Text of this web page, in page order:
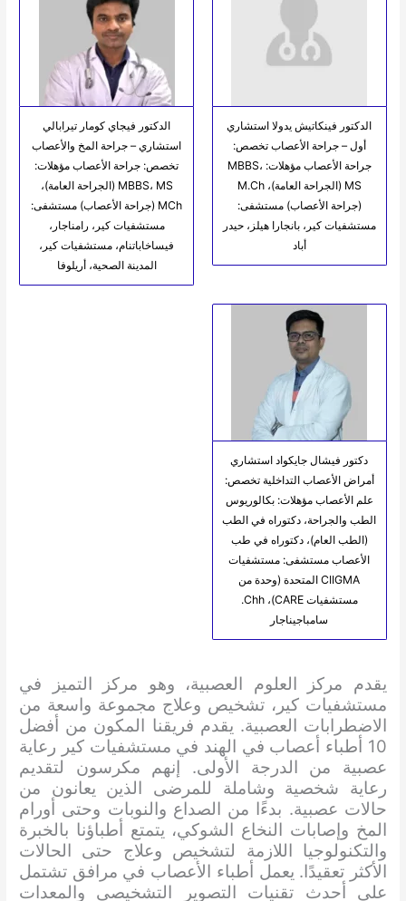
الدكتور فينكاتيش يدولا استشاري
أول – جراحة الأعصاب تخصص:
جراحة الأعصاب مؤهلات: MBBS،
MS (الجراحة العامة)، M.Ch
(جراحة الأعصاب) مستشفى:
مستشفيات كير، بانجارا هيلز، حيدر
أباد
الدكتور فيجاي كومار تيرابالي
استشاري – جراحة المخ والأعصاب
تخصص: جراحة الأعصاب مؤهلات:
MBBS، MS (الجراحة العامة)،
MCh (جراحة الأعصاب) مستشفى:
مستشفيات كير، رامناجار،
فيساخاباتنام، مستشفيات كير،
المدينة الصحية، أريلوفا
دكتور فيشال جايكواد استشاري
أمراض الأعصاب التداخلية تخصص:
علم الأعصاب مؤهلات: بكالوريوس
الطب والجراحة، دكتوراه في الطب
(الطب العام)، دكتوراه في طب
الأعصاب مستشفى: مستشفيات
CIIGMA المتحدة (وحدة من
مستشفيات CARE)، Chh.
سامباجيناجار
يقدم مركز العلوم العصبية، وهو مركز التميز في
مستشفيات كير، تشخيص وعلاج مجموعة واسعة من
الاضطرابات العصبية. يقدم فريقنا المكون من أفضل
10 أطباء أعصاب في الهند في مستشفيات كير رعاية
عصبية من الدرجة الأولى. إنهم مكرسون لتقديم
رعاية شخصية وشاملة للمرضى الذين يعانون من
حالات عصبية. بدءًا من الصداع والنوبات وحتى أورام
المخ وإصابات النخاع الشوكي، يتمتع أطباؤنا بالخبرة
والتكنولوجيا اللازمة لتشخيص وعلاج حتى الحالات
الأكثر تعقيدًا. يعمل أطباء الأعصاب في مرافق تشتمل
على أحدث تقنيات التصوير التشخيصي والمعدات